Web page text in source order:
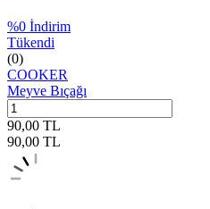
%0 İndirim
Tükendi
(0)
COOKER
Meyve Bıçağı
90,00 TL
90,00 TL